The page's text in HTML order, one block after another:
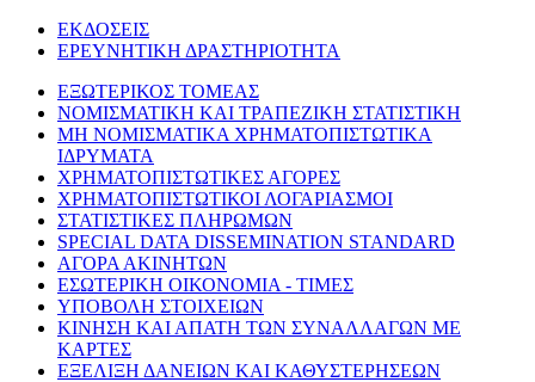
ΕΚΔΟΣΕΙΣ
ΕΡΕΥΝΗΤΙΚΗ ΔΡΑΣΤΗΡΙΟΤΗΤΑ
ΕΞΩΤΕΡΙΚΟΣ ΤΟΜΕΑΣ
ΝΟΜΙΣΜΑΤΙΚΗ ΚΑΙ ΤΡΑΠΕΖΙΚΗ ΣΤΑΤΙΣΤΙΚΗ
ΜΗ ΝΟΜΙΣΜΑΤΙΚΑ ΧΡΗΜΑΤΟΠΙΣΤΩΤΙΚΑ
ΙΔΡΥΜΑΤΑ
ΧΡΗΜΑΤΟΠΙΣΤΩΤΙΚΕΣ ΑΓΟΡΕΣ
ΧΡΗΜΑΤΟΠΙΣΤΩΤΙΚΟΙ ΛΟΓΑΡΙΑΣΜΟΙ
ΣΤΑΤΙΣΤΙΚΕΣ ΠΛΗΡΩΜΩΝ
SPECIAL DATA DISSEMINATION STANDARD
ΑΓΟΡΑ ΑΚΙΝΗΤΩΝ
ΕΣΩΤΕΡΙΚΗ ΟΙΚΟΝΟΜΙΑ - ΤΙΜΕΣ
ΥΠΟΒΟΛΗ ΣΤΟΙΧΕΙΩΝ
ΚΙΝΗΣΗ ΚΑΙ ΑΠΑΤΗ ΤΩΝ ΣΥΝΑΛΛΑΓΩΝ ΜΕ
ΚΑΡΤΕΣ
ΕΞΕΛΙΞΗ ΔΑΝΕΙΩΝ ΚΑΙ ΚΑΘΥΣΤΕΡΗΣΕΩΝ